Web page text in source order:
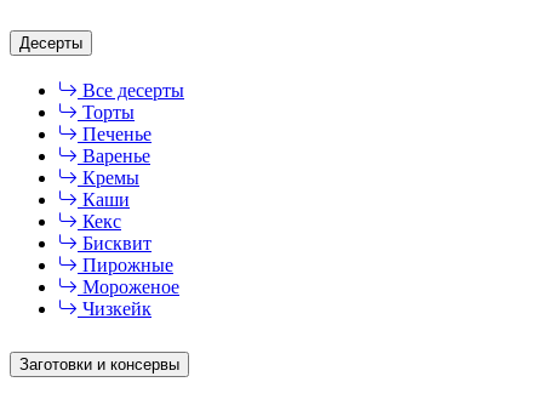
Десерты
Все десерты
Торты
Печенье
Варенье
Кремы
Каши
Кекс
Бисквит
Пирожные
Мороженое
Чизкейк
Заготовки и консервы